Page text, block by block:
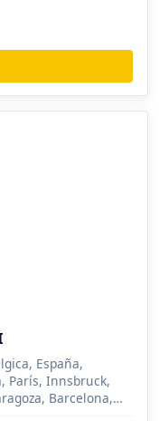
España,
París, Innsbruck,
Barcelona,